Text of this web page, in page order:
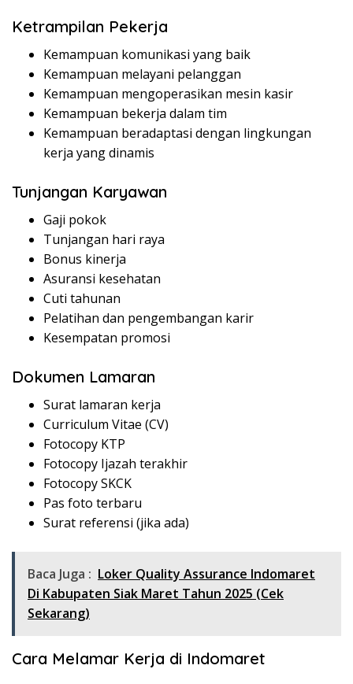
Ketrampilan Pekerja
Kemampuan komunikasi yang baik
Kemampuan melayani pelanggan
Kemampuan mengoperasikan mesin kasir
Kemampuan bekerja dalam tim
Kemampuan beradaptasi dengan lingkungan
kerja yang dinamis
Tunjangan Karyawan
Gaji pokok
Tunjangan hari raya
Bonus kinerja
Asuransi kesehatan
Cuti tahunan
Pelatihan dan pengembangan karir
Kesempatan promosi
Dokumen Lamaran
Surat lamaran kerja
Curriculum Vitae (CV)
Fotocopy KTP
Fotocopy Ijazah terakhir
Fotocopy SKCK
Pas foto terbaru
Surat referensi (jika ada)
Baca Juga : Loker Quality Assurance Indomaret
Di Kabupaten Siak Maret Tahun 2025 (Cek
Sekarang)
Cara Melamar Kerja di Indomaret